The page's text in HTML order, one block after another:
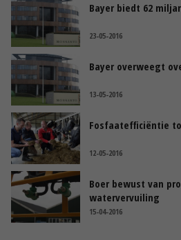
Bayer biedt 62
23-05-2016
Bayer overweegt
13-05-2016
Fosfaatefficiëntie
12-05-2016
Boer bewust van
watervervuiling
15-04-2016